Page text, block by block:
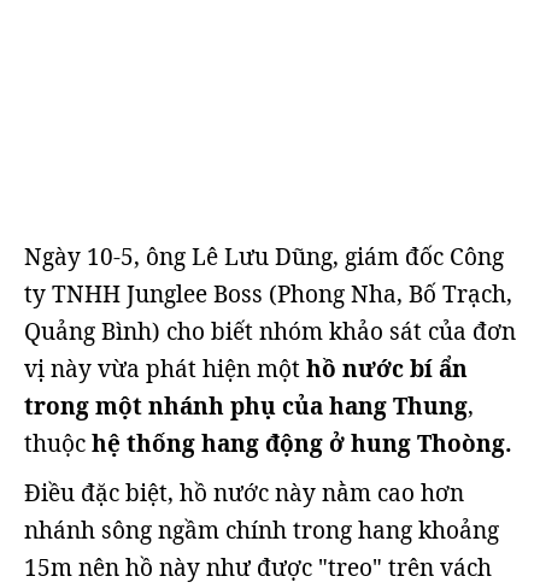
Ngày 10-5, ông Lê Lưu Dũng, giám đốc Công
ty TNHH Junglee Boss (Phong Nha, Bố Trạch,
Quảng Bình) cho biết nhóm khảo sát của đơn
vị này vừa phát hiện mộthồ nước bí ẩn
trong một nhánh phụ của hang Thung,
thuộchệ thống hang động ở hung Thoòng.
Điều đặc biệt, hồ nước này nằm cao hơn
nhánh sông ngầm chính trong hang khoảng
15m nên hồ này như được "treo" trên vách